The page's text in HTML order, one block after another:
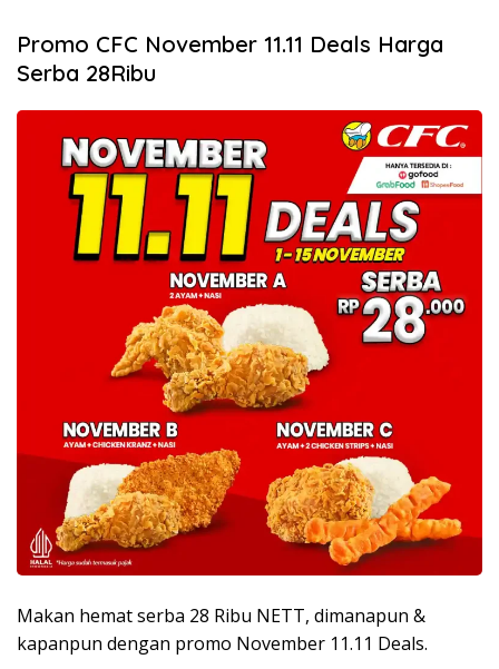
Promo CFC November 11.11 Deals Harga
Serba 28Ribu
Makan hemat serba 28 Ribu NETT, dimanapun &
kapanpun dengan promo November 11.11 Deals.